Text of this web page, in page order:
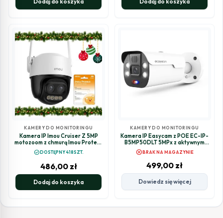
KAMERY DO MONITORINGU
Kamera IP Imou Cruiser Z 5MP
motozoom z chmurą Imou Protect
na rok
check_circleDOSTĘPNY 418SZT.
486,00 zł
Dodaj do koszyka
KAMERY DO MONITORINGU
Kamera IP Easycam z POE EC-IP-
B5MP50DLT 5MPx z aktywnym
odstraszaniem
cancelBRAK NA MAGAZYNIE
499,00 zł
Dowiedz się więcej